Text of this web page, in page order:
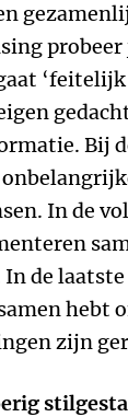
Bij
In de
de
hebt
zijn